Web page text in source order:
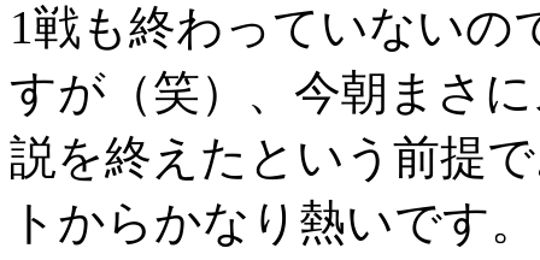
1戦も終わっていないの
すが（笑）、今朝まさ
説を終えたという前提
トからかなり熱いです